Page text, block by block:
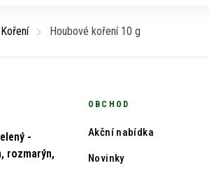
Koření Houbové koření 10 g
-
rozmarýn,
OBCHOD
Akční nabídka
Novinky